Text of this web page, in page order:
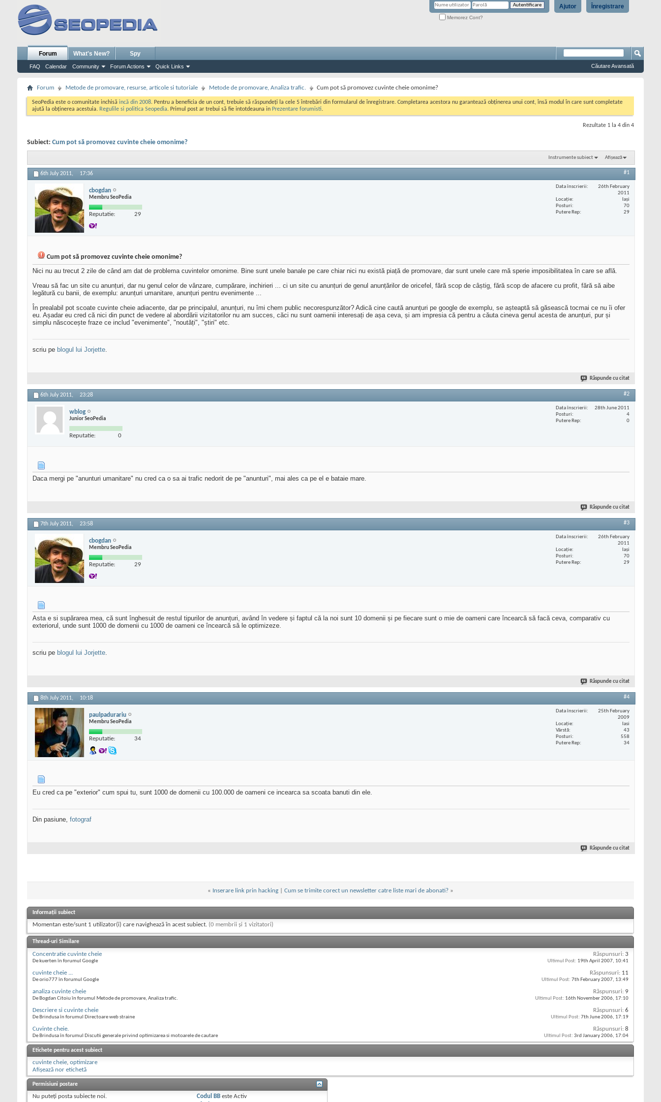
Înregistrare
Ajutor
Memorez Cont?
Forum
FAQ Calendar Community Forum Actions Quick Links
What's New? Spy
Căutare Avansată
Forum Metode de promovare, resurse, articole si tutoriale Metode de promovare, Analiza trafic. Cum pot să promovez cuvinte cheie omonime?
SeoPedia este o comunitate inchisă incă din 2008. Pentru a beneficia de un cont, trebuie să răspundeți la cele 5 întrebări din formularul de înregistrare. Completarea acestora nu garantează obținerea unui cont, însă modul în care sunt completate
ajută la obținerea acestuia. Regulile si politica Seopedia. Primul post ar trebui să fie intotdeauna in Prezentare forumisti.
Rezultate 1 la 4 din 4
Subiect: Cum pot să promovez cuvinte cheie omonime?
Instrumente subiect Afișează
6th July 2011, 17:36 #1
cbogdan
Membru SeoPedia
Reputatie: 29
Data înscrierii
26th February
2011
Locaţie
Iași
Posturi
70
Putere Rep
29
Cum pot să promovez cuvinte cheie omonime?
Nici nu au trecut 2 zile de când am dat de problema cuvintelor omonime. Bine sunt unele banale pe care chiar nici nu există piață de promovare, dar sunt unele care mă sperie imposibilitatea în care se află.
Vreau să fac un site cu anunțuri, dar nu genul celor de vânzare, cumpărare, inchirieri ... ci un site cu anunțuri de genul anunțărilor de oricefel, fără scop de câștig, fără scop de afacere cu profit, fără să aibe
legătură cu banii, de exemplu: anunțuri umanitare, anunțuri pentru evenimente ...
În prealabil pot scoate cuvinte cheie adiacente, dar pe principalul, anunțuri, nu îmi chem public necorespunzător? Adică cine caută anunțuri pe google de exemplu, se așteaptă să găsească tocmai ce nu îi ofer
eu. Așadar eu cred că nici din punct de vedere al abordării vizitatorilor nu am succes, căci nu sunt oamenii interesați de așa ceva, și am impresia că pentru a căuta cineva genul acesta de anunțuri, pur și
simplu născocește fraze ce includ "evenimente", "noutăți", "știri" etc.
scriu pe blogul lui Jorjette.
Răspunde cu citat
6th July 2011, 23:28 #2
wblog
Junior SeoPedia
Reputatie: 0
Data înscrierii
28th June 2011
Posturi
4
Putere Rep
0
Daca mergi pe "anunturi umanitare" nu cred ca o sa ai trafic nedorit de pe "anunturi", mai ales ca pe el e bataie mare.
Răspunde cu citat
7th July 2011, 23:58 #3
cbogdan
Membru SeoPedia
Reputatie: 29
Data înscrierii
26th February
2011
Locaţie
Iași
Posturi
70
Putere Rep
29
Asta e si supărarea mea, că sunt înghesuit de restul tipurilor de anunțuri, având în vedere și faptul că la noi sunt 10 domenii și pe fiecare sunt o mie de oameni care încearcă să facă ceva, comparativ cu
exteriorul, unde sunt 1000 de domenii cu 1000 de oameni ce încearcă să le optimizeze.
scriu pe blogul lui Jorjette.
Răspunde cu citat
8th July 2011, 10:18 #4
paulpadurariu
Membru SeoPedia
Reputatie: 34
Data înscrierii
25th February
2009
Locaţie
Iasi
Vârstă
43
Posturi
558
Putere Rep
34
Eu cred ca pe "exterior" cum spui tu, sunt 1000 de domenii cu 100.000 de oameni ce incearca sa scoata banuti din ele.
Din pasiune, fotograf
Răspunde cu citat
« Inserare link prin hacking Cum se trimite corect un newsletter catre liste mari de abonati? »
Informații subiect
Momentan este/sunt 1 utilizator(i) care navighează în acest subiect. (0 membrii și 1 vizitatori)
Thread-uri Similare
Concentratie cuvinte cheie
De kuerten în forumul Google
Răspunsuri: 3
Ultimul Post: 19th April 2007, 10:41
cuvinte cheie ...
De orio777 în forumul Google
Răspunsuri: 11
Ultimul Post: 7th February 2007, 13:49
analiza cuvinte cheie
De Bogdan Citoiu în forumul Metode de promovare, Analiza trafic.
Răspunsuri: 9
Ultimul Post: 16th November 2006, 17:10
Descriere si cuvinte cheie
De Brindusa în forumul Directoare web straine
Răspunsuri: 6
Ultimul Post: 7th June 2006, 17:19
Cuvinte cheie.
De Brindusa în forumul Discutii generale privind optimizarea si motoarele de cautare
Răspunsuri: 8
Ultimul Post: 3rd January 2006, 17:04
Etichete pentru acest subiect
cuvinte cheie, optimizare
Afișează nor etichetă
Permisiuni postare
Nu puteţi posta subiecte noi.
Codul BB esteActiv